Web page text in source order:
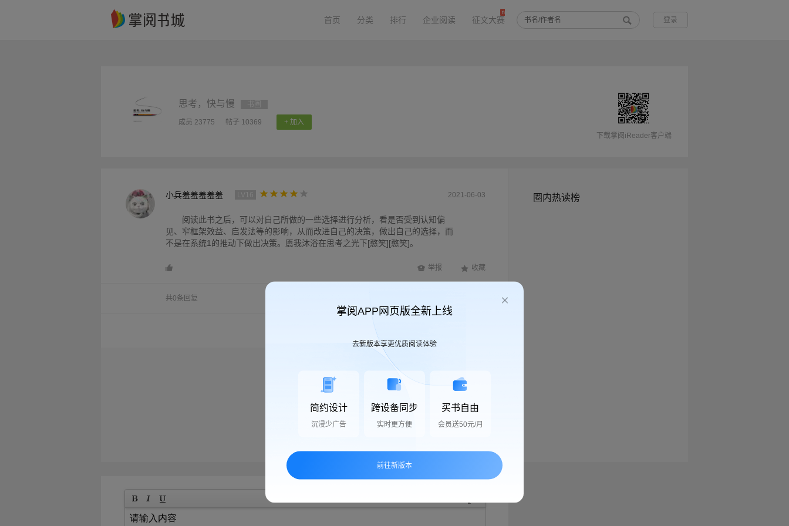
首页 分类 排行 企业阅读 征文大赛 登录
思考，快与慢
成员 23775 帖子 10369
+ 加入
下载掌阅iReader客户端
小兵羞羞羞羞羞 2021-06-03
阅读此书之后，可以对自己所做的一些选择进行分析，看是否受到认知偏
见、窄框架效益、启发法等的影响，从而改进自己的决策，做出自己的选择，而
不是在系统1的推动下做出决策。愿我沐浴在思考之光下[憨笑][憨笑]。
举报 收藏
共0条回复
圈内热读榜
掌阅APP网页版全新上线
去新版本享更优质阅读体验
简约设计
沉浸少广告
跨设备同步
实时更方便
买书自由
会员送50元/月
前往新版本